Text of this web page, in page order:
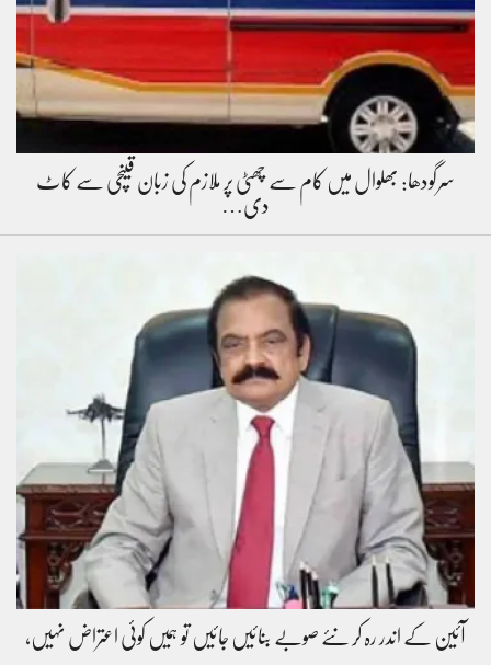
سرگودھا: بھلوال میں کام سے چھٹی پر ملازم کی زبان قینچی سے کاٹ
دی…
آئین کے اندر رہ کر نئے صوبے بنائیں جائیں تو ہمیں کوئی اعتراض نہیں،